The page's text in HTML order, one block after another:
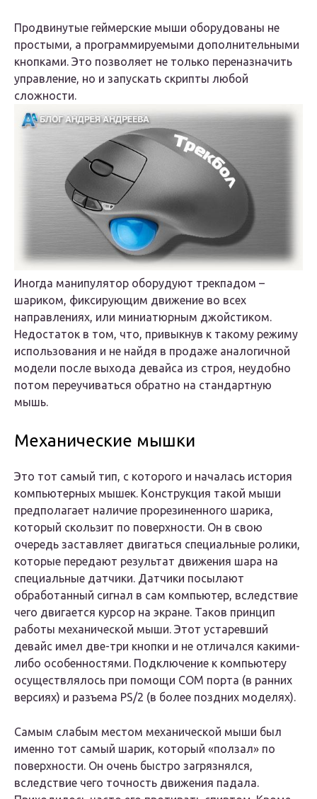
Продвинутые геймерские мыши оборудованы не
простыми, а программируемыми дополнительными
кнопками. Это позволяет не только переназначить
управление, но и запускать скрипты любой
сложности.
Иногда манипулятор оборудуют трекпадом –
шариком, фиксирующим движение во всех
направлениях, или миниатюрным джойстиком.
Недостаток в том, что, привыкнув к такому режиму
использования и не найдя в продаже аналогичной
модели после выхода девайса из строя, неудобно
потом переучиваться обратно на стандартную
мышь.
Механические мышки
Это тот самый тип, с которого и началась история
компьютерных мышек. Конструкция такой мыши
предполагает наличие прорезиненного шарика,
который скользит по поверхности. Он в свою
очередь заставляет двигаться специальные ролики,
которые передают результат движения шара на
специальные датчики. Датчики посылают
обработанный сигнал в сам компьютер, вследствие
чего двигается курсор на экране. Таков принцип
работы механической мыши. Этот устаревший
девайс имел две-три кнопки и не отличался какими-
либо особенностями. Подключение к компьютеру
осуществлялось при помощи COM порта (в ранних
версиях) и разъема PS/2 (в более поздних моделях).
Самым слабым местом механической мыши был
именно тот самый шарик, который «ползал» по
поверхности. Он очень быстро загрязнялся,
вследствие чего точность движения падала.